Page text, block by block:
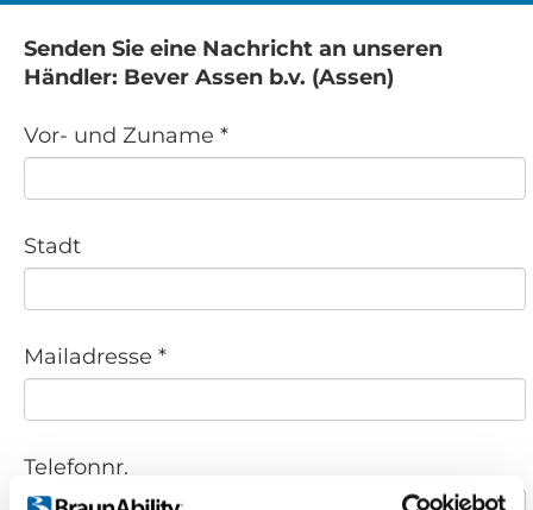
Senden Sie eine Nachricht an unseren
Händler: Bever Assen b.v. (Assen)
Vor- und Zuname *
Stadt
Mailadresse *
Telefonnr.